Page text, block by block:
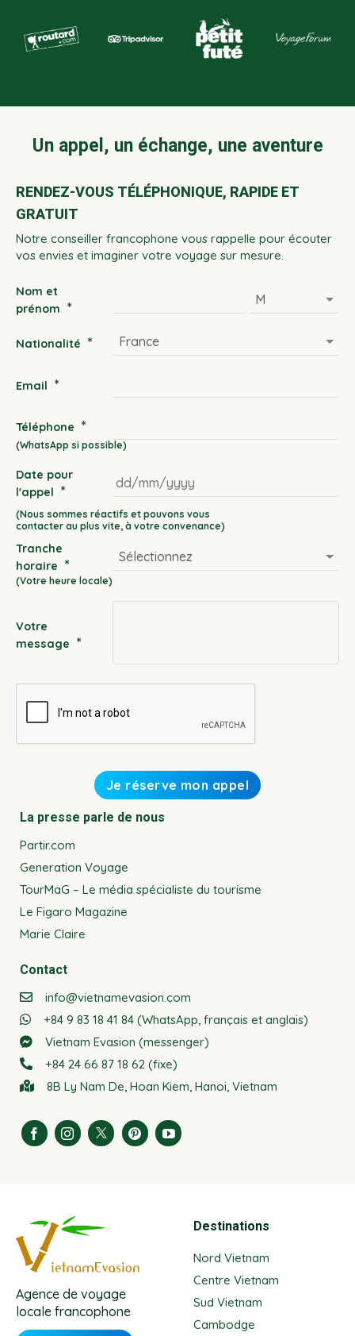
Un appel, un échange, une aventure
RENDEZ-VOUS TÉLÉPHONIQUE, RAPIDE ET
GRATUIT
Notre conseiller francophone vous rappelle pour écouter
vos envies et imaginer votre voyage sur mesure.
Nom et
prénom *
Nationalité *
Email *
Téléphone *
Date pour
l'appel *
DD
slash
MM
slash
Tranche
horaire *
Votre
message *
La presse parle de nous
Partir.com
Generation Voyage
TourMaG – Le média spécialiste du tourisme
Le Figaro Magazine
Marie Claire
Contact
info@vietnamevasion.com
+84 9 83 18 41 84 (WhatsApp, français et anglais)
Vietnam Evasion (messenger)
+84 24 66 87 18 62 (fixe)
8B Ly Nam De, Hoan Kiem, Hanoi, Vietnam
Agence de voyage
locale francophone
Destinations
Nord Vietnam
Centre Vietnam
Sud Vietnam
Cambodge